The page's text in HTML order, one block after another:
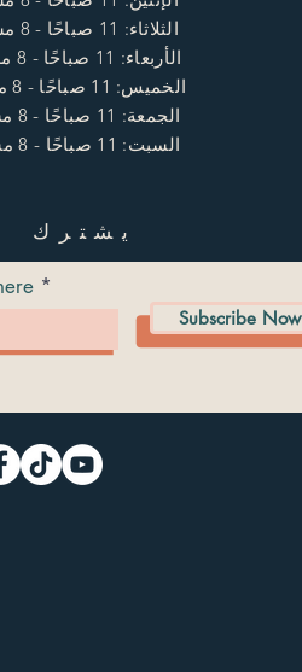
الثلاثاء: 11 صباحًا - 8 مساءً
الأربعاء: 11 صباحًا - 8 مساءً
الخميس: 11 صباحًا - 8 مساءً
الجمعة: 11 صباحًا - 8 مساءً
السبت: 11 صباحًا - 8 مساءً
يشترك
Subscribe Now